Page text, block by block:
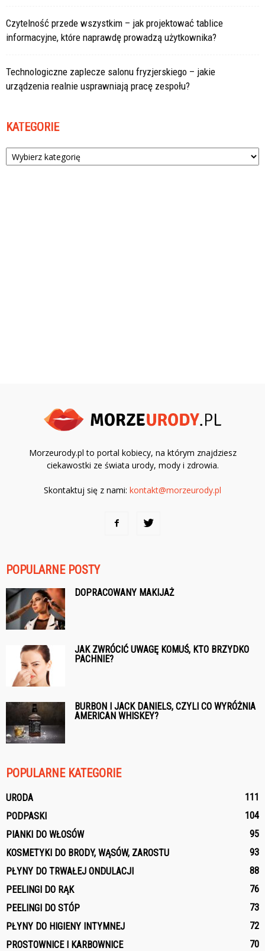
Czytelność przede wszystkim – jak projektować tablice
informacyjne, które naprawdę prowadzą użytkownika?
Technologiczne zaplecze salonu fryzjerskiego – jakie
urządzenia realnie usprawniają pracę zespołu?
KATEGORIE
Kategorie
Morzeurody.pl to portal kobiecy, na którym znajdziesz
ciekawostki ze świata urody, mody i zdrowia.
Skontaktuj się z nami: kontakt@morzeurody.pl
POPULARNE POSTY
DOPRACOWANY MAKIJAŻ
JAK ZWRÓCIĆ UWAGĘ KOMUŚ, KTO BRZYDKO
PACHNIE?
BURBON I JACK DANIELS, CZYLI CO WYRÓŻNIA
AMERICAN WHISKEY?
POPULARNE KATEGORIE
URODA
111
PODPASKI
104
PIANKI DO WŁOSÓW
95
KOSMETYKI DO BRODY, WĄSÓW, ZAROSTU
93
PŁYNY DO TRWAŁEJ ONDULACJI
88
PEELINGI DO RĄK
76
PEELINGI DO STÓP
73
PŁYNY DO HIGIENY INTYMNEJ
72
PROSTOWNICE I KARBOWNICE
70